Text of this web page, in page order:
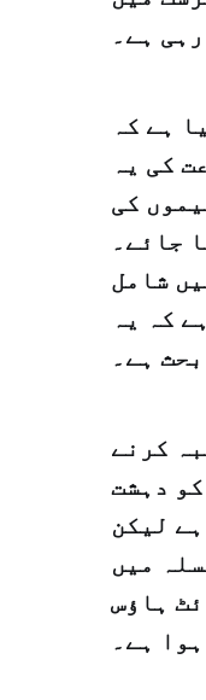
ہے۔
ہے کہ
کی یہ
کی
جائے۔
شامل
کہ یہ
ہے۔
کرنے
دہشت
لیکن
میں
ہاؤس
ہے۔